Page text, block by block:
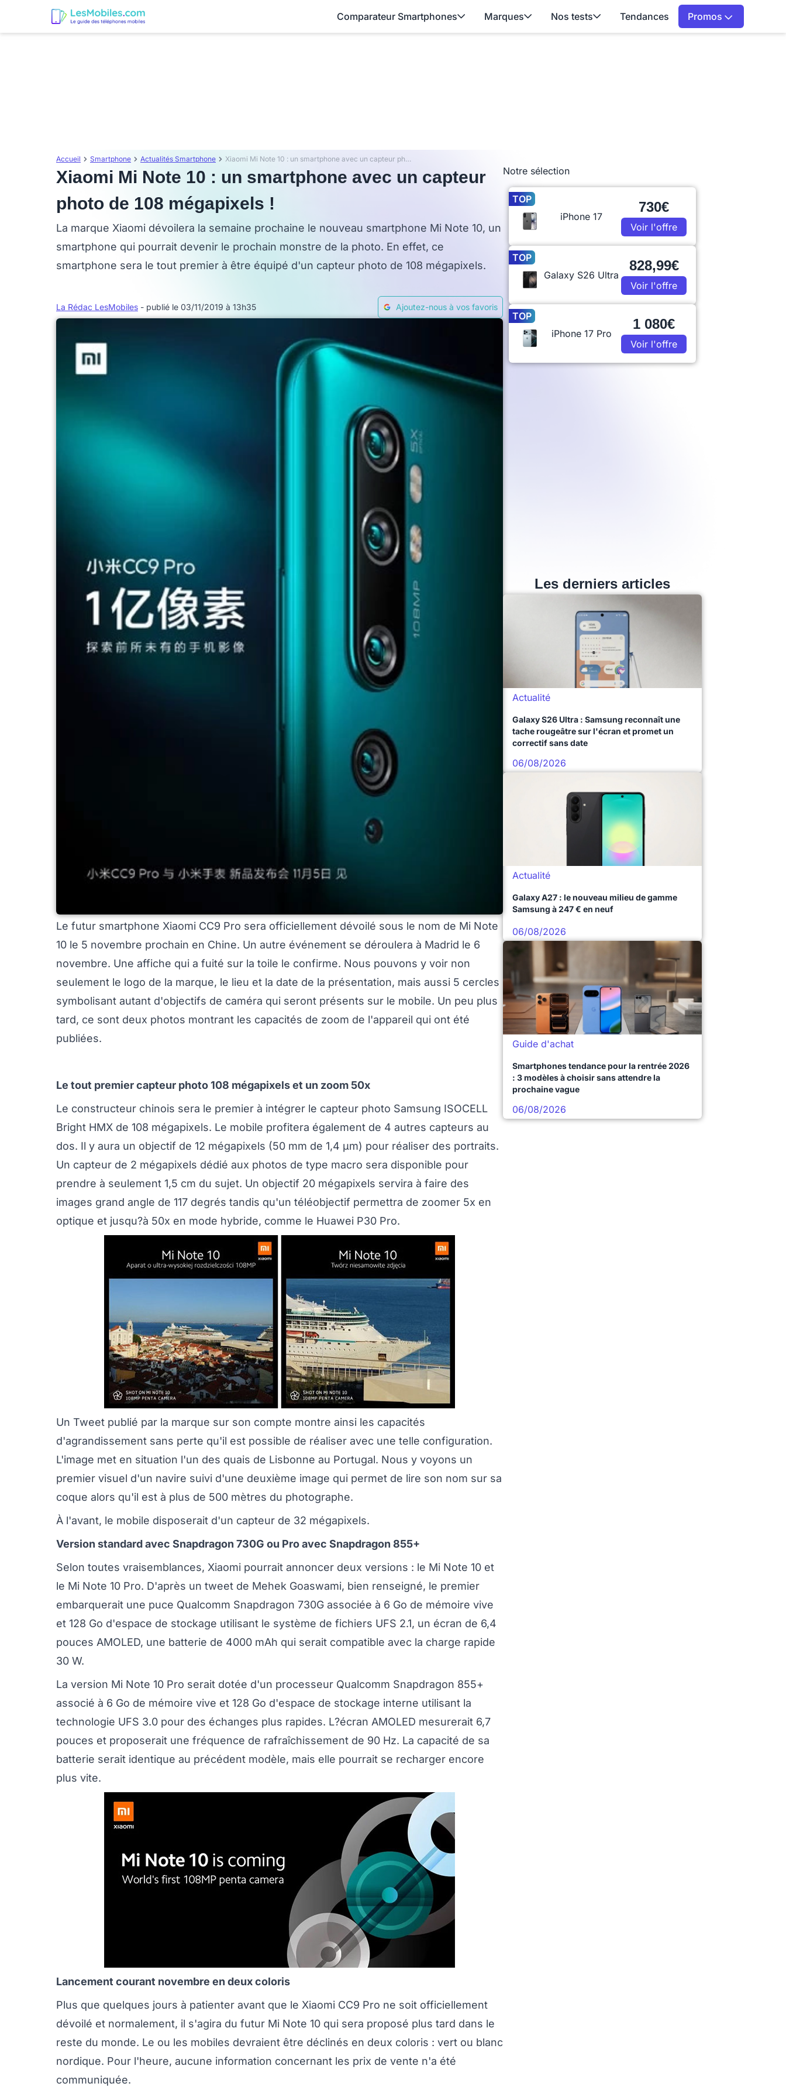
Comparateur Smartphones Marques Nos tests Tendances Promos
Accueil Smartphone Actualités Smartphone Xiaomi Mi Note 10 : un smartphone avec un capteur photo de 108 mégapixels !
Xiaomi Mi Note 10 : un smartphone avec un capteur
photo de 108 mégapixels !
La marque Xiaomi dévoilera la semaine prochaine le nouveau smartphone Mi Note 10, un
smartphone qui pourrait devenir le prochain monstre de la photo. En effet, ce
smartphone sera le tout premier à être équipé d'un capteur photo de 108 mégapixels.
La Rédac LesMobiles - publié le 03/11/2019 à 13h35 Ajoutez-nous à vos favoris
Le futur smartphone Xiaomi CC9 Pro sera officiellement dévoilé sous le nom de Mi Note
10 le 5 novembre prochain en Chine. Un autre événement se déroulera à Madrid le 6
novembre. Une affiche qui a fuité sur la toile le confirme. Nous pouvons y voir non
seulement le logo de la marque, le lieu et la date de la présentation, mais aussi 5 cercles
symbolisant autant d'objectifs de caméra qui seront présents sur le mobile. Un peu plus
tard, ce sont deux photos montrant les capacités de zoom de l'appareil qui ont été
publiées.
Le tout premier capteur photo 108 mégapixels et un zoom 50x
Le constructeur chinois sera le premier à intégrer le capteur photo Samsung ISOCELL
Bright HMX de 108 mégapixels. Le mobile profitera également de 4 autres capteurs au
dos. Il y aura un objectif de 12 mégapixels (50 mm de 1,4 µm) pour réaliser des portraits.
Un capteur de 2 mégapixels dédié aux photos de type macro sera disponible pour
prendre à seulement 1,5 cm du sujet. Un objectif 20 mégapixels servira à faire des
images grand angle de 117 degrés tandis qu'un téléobjectif permettra de zoomer 5x en
optique et jusqu?à 50x en mode hybride, comme le Huawei P30 Pro.
Un Tweet publié par la marque sur son compte montre ainsi les capacités
d'agrandissement sans perte qu'il est possible de réaliser avec une telle configuration.
L'image met en situation l'un des quais de Lisbonne au Portugal. Nous y voyons un
premier visuel d'un navire suivi d'une deuxième image qui permet de lire son nom sur sa
coque alors qu'il est à plus de 500 mètres du photographe.
À l'avant, le mobile disposerait d'un capteur de 32 mégapixels.
Version standard avec Snapdragon 730G ou Pro avec Snapdragon 855+
Selon toutes vraisemblances, Xiaomi pourrait annoncer deux versions : le Mi Note 10 et
le Mi Note 10 Pro. D'après un tweet de Mehek Goaswami, bien renseigné, le premier
embarquerait une puce Qualcomm Snapdragon 730G associée à 6 Go de mémoire vive
et 128 Go d'espace de stockage utilisant le système de fichiers UFS 2.1, un écran de 6,4
pouces AMOLED, une batterie de 4000 mAh qui serait compatible avec la charge rapide
30 W.
La version Mi Note 10 Pro serait dotée d'un processeur Qualcomm Snapdragon 855+
associé à 6 Go de mémoire vive et 128 Go d'espace de stockage interne utilisant la
technologie UFS 3.0 pour des échanges plus rapides. L?écran AMOLED mesurerait 6,7
pouces et proposerait une fréquence de rafraîchissement de 90 Hz. La capacité de sa
batterie serait identique au précédent modèle, mais elle pourrait se recharger encore
plus vite.
Lancement courant novembre en deux coloris
Plus que quelques jours à patienter avant que le Xiaomi CC9 Pro ne soit officiellement
dévoilé et normalement, il s'agira du futur Mi Note 10 qui sera proposé plus tard dans le
reste du monde. Le ou les mobiles devraient être déclinés en deux coloris : vert ou blanc
nordique. Pour l'heure, aucune information concernant les prix de vente n'a été
communiquée.
Notre sélection
TOP
iPhone 17
730€
Voir l'offre
TOP
Galaxy S26 Ultra
828,99€
Voir l'offre
TOP
iPhone 17 Pro
1 080€
Voir l'offre
Les derniers articles
Actualité
Galaxy S26 Ultra : Samsung reconnaît une
tache rougeâtre sur l'écran et promet un
correctif sans date
06/08/2026
Actualité
Galaxy A27 : le nouveau milieu de gamme
Samsung à 247 € en neuf
06/08/2026
Guide d'achat
Smartphones tendance pour la rentrée 2026
: 3 modèles à choisir sans attendre la
prochaine vague
06/08/2026